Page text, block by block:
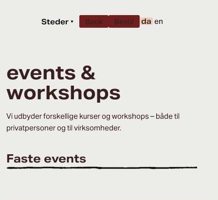
Steder▾ Book Bestil da en
events &
workshops
Vi udbyder forskellige kurser og workshops – både til
privatpersoner og til virksomheder.
Faste events